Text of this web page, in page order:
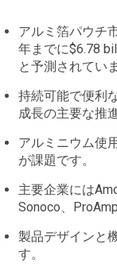
アルミ箔パウチ
年までに$6.78
と予測されてい
持続可能で便利
成長の主要な推
アルミニウム使
が課題です。
主要企業には
Sonoco、
製品デザインと
す。